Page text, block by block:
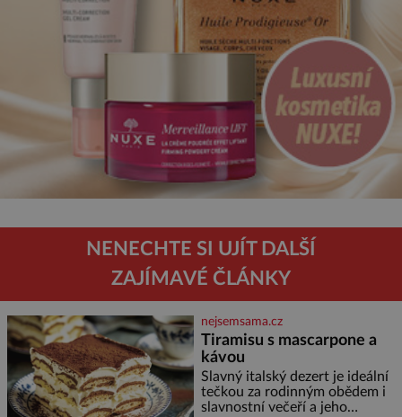
NENECHTE SI UJÍT DALŠÍ
ZAJÍMAVÉ ČLÁNKY
nejsemsama.cz
Tiramisu s mascarpone a
kávou
Slavný italský dezert je ideální
tečkou za rodinným obědem i
slavnostní večeří a jeho